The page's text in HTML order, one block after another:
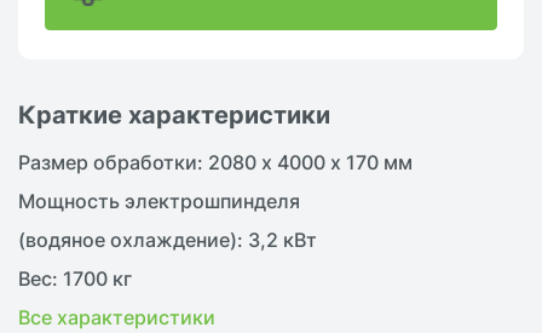
Краткие характеристики
Размер обработки: 2080 х 4000 х 170 мм
Мощность электрошпинделя
(водяное охлаждение): 3,2 кВт
Вес: 1700 кг
Все характеристики